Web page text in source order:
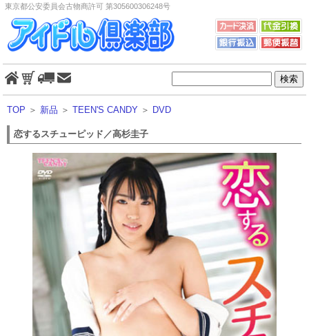
東京都公安委員会古物商許可 第305600306248号
TOP ＞ 新品 ＞TEEN'S CANDY ＞ DVD
恋するスチューピッド／高杉圭子